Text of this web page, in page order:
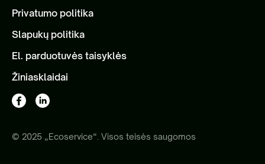
Privatumo politika
Slapukų politika
El. parduotuvės taisyklės
Žiniasklaidai
© 2025 „Ecoservice“. Visos teisės saugomos